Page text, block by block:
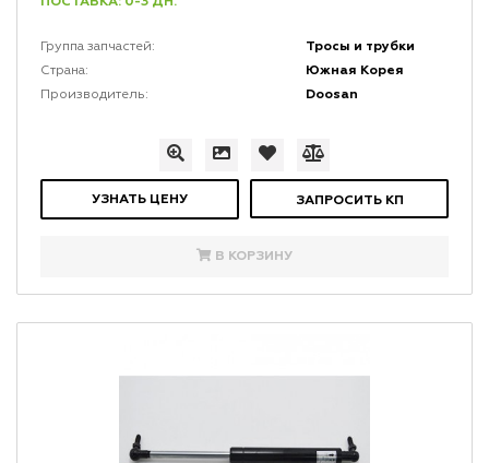
Группа запчастей: Тросы и трубки
Страна: Южная Корея
Производитель: Doosan
УЗНАТЬ ЦЕНУ ЗАПРОСИТЬ КП
В КОРЗИНУ